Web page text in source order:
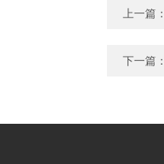
上一篇
下一篇